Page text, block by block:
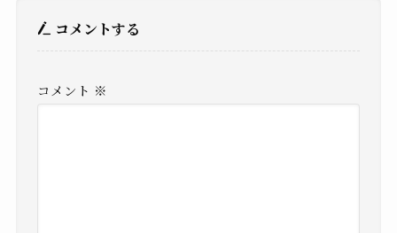
コメントする
コメント ※